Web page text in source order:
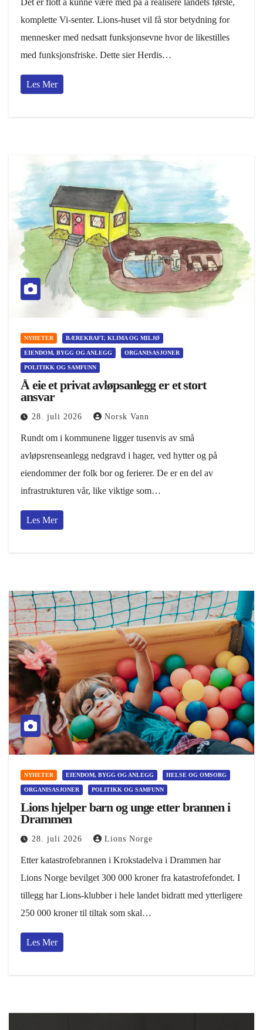
komplette Vi-senter. Lions-huset vil få stor betydning for
mennesker med nedsatt funksjonsevne hvor de likestilles
med funksjonsfriske. Dette sier Herdis…
Les Mer
NYHETER BÆREKRAFT, KLIMA OG MILJØ
EIENDOM, BYGG OG ANLEGG ORGANISASJONER
POLITIKK OG SAMFUNN
Å eie et privat avløpsanlegg er et stort
ansvar
28. juli 2026 Norsk Vann
Rundt om i kommunene ligger tusenvis av små
avløpsrenseanlegg nedgravd i hager, ved hytter og på
eiendommer der folk bor og ferierer. De er en del av
infrastrukturen vår, like viktige som…
Les Mer
NYHETER EIENDOM, BYGG OG ANLEGG HELSE OG OMSORG
ORGANISASJONER POLITIKK OG SAMFUNN
Lions hjelper barn og unge etter brannen i
Drammen
28. juli 2026 Lions Norge
Etter katastrofebrannen i Krokstadelva i Drammen har
Lions Norge bevilget 300 000 kroner fra katastrofefondet. I
tillegg har Lions-klubber i hele landet bidratt med ytterligere
250 000 kroner til tiltak som skal…
Les Mer